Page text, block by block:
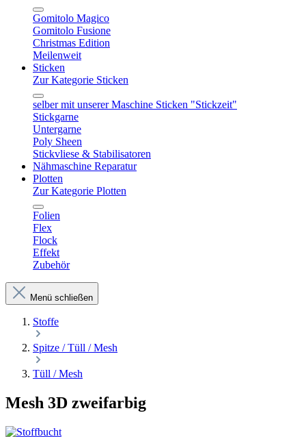
Gomitolo Magico
Gomitolo Fusione
Christmas Edition
Meilenweit
Sticken
Zur Kategorie Sticken
selber mit unserer Maschine Sticken "Stickzeit"
Stickgarne
Untergarne
Poly Sheen
Stickvliese & Stabilisatoren
Nähmaschine Reparatur
Plotten
Zur Kategorie Plotten
Folien
Flex
Flock
Effekt
Zubehör
Menü schließen
Stoffe
Spitze / Tüll / Mesh
Tüll / Mesh
Mesh 3D zweifarbig